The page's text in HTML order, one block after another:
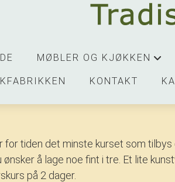
MØBLER OG KJØKKEN
KONTAKT
for tiden det minste kurset som
å lage noe fint i tre. Et lite
på 2 dager.